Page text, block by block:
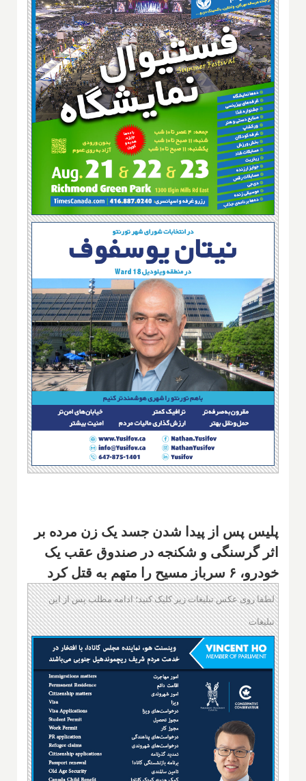
پلیس پس از پیدا شدن جسد یک زن مرده بر
اثر گرسنگی و شکنجه در صندوق عقب یک
خودرو، ۶ سرباز مسیح را متهم به قتل کرد
لطفا روی عکس تبلیغات زیر کلیک کنید؛ ادامه مطلب پس از این
تبلیغات